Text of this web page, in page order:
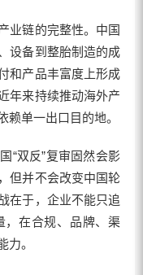
业链的完整性。中国
设备到整胎制造的成
和产品丰富度上形成
年来持续推动海外产
赖单一出口目的地。
“双反”复审固然会影
但并不会改变中国轮
在于，企业不能只追
，在合规、品牌、渠
力。